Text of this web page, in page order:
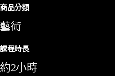
商品分類
藝術
課程時長
約2小時